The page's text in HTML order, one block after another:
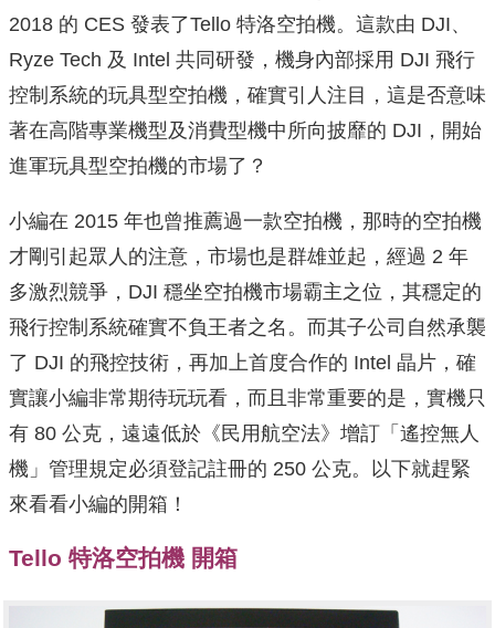
2018 的 CES 發表了Tello 特洛空拍機。這款由 DJI、
Ryze Tech 及 Intel 共同研發，機身內部採用 DJI 飛行
控制系統的玩具型空拍機，確實引人注目，這是否意味
著在高階專業機型及消費型機中所向披靡的 DJI，開始
進軍玩具型空拍機的市場了？
小編在 2015 年也曾推薦過一款空拍機，那時的空拍機
才剛引起眾人的注意，市場也是群雄並起，經過 2 年
多激烈競爭，DJI 穩坐空拍機市場霸主之位，其穩定的
飛行控制系統確實不負王者之名。而其子公司自然承襲
了 DJI 的飛控技術，再加上首度合作的 Intel 晶片，確
實讓小編非常期待玩玩看，而且非常重要的是，實機只
有 80 公克，遠遠低於《民用航空法》增訂「遙控無人
機」管理規定必須登記註冊的 250 公克。以下就趕緊
來看看小編的開箱！
Tello 特洛空拍機 開箱